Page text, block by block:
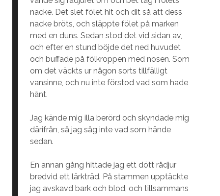
nacke. Det slet fölet hit och dit så att dess
nacke bröts, och släppte fölet på marken
med en duns. Sedan stod det vid sidan av,
och efter en stund böjde det ned huvudet
och buffade på fölkroppen med nosen. Som
om det väckts ur någon sorts tillfälligt
vansinne, och nu inte förstod vad som hade
hänt.
Jag kände mig illa berörd och skyndade mig
därifrån, så jag såg inte vad som hände
sedan.
En annan gång hittade jag ett dött rådjur
bredvid ett lärkträd. På stammen upptäckte
jag avskavd bark och blod, och tillsammans